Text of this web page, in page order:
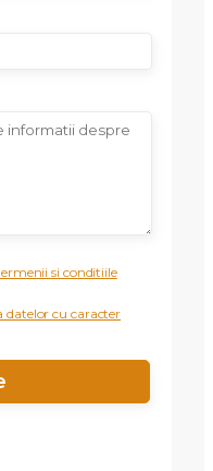
si conditiile
datelor cu caracter